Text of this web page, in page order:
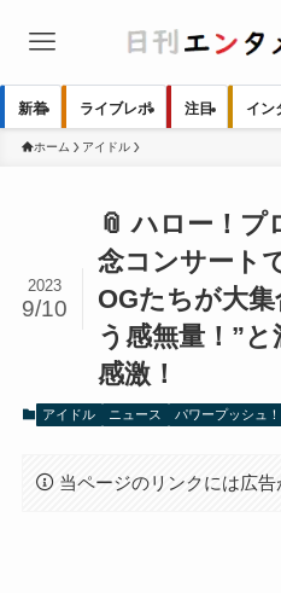
新着 ライブレポ 注目 イン
ホーム アイドル
📎 ハロー！プ
念コンサート
OGたちが大
う感無量！”
感激！
2023
9/10
アイドル ニュース パワープッシュ！
当ページのリンクには広告